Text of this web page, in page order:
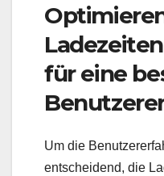
für eine
Um die
entscheidend, die